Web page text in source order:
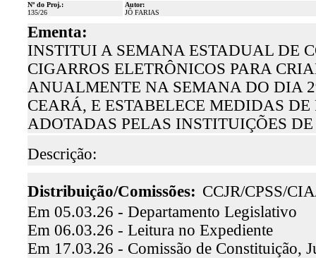
Nº do Proj.:
135/26
Autor:
JÔ FARIAS
Ementa:
INSTITUI A SEMANA ESTADUAL DE
CIGARROS ELETRÔNICOS PARA
ANUALMENTE NA SEMANA DO DIA
CEARÁ, E ESTABELECE MEDIDAS
ADOTADAS PELAS INSTITUIÇÕES
Descrição:
Distribuição/Comissões: CCJR/CPSS/
Em 05.03.26 - Departamento Legislativo
Em 06.03.26 - Leitura no Expediente
Em 17.03.26 - Comissão de Constituição,